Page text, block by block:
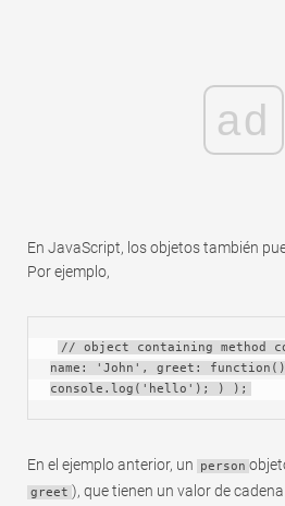
Noticias
TechTV
Rápido
ad
En JavaScript, los objetos también
Por ejemplo,
// object containing method
name: 'John', greet:
console.log('hello'); ) );
En el ejemplo anterior, un person
greet ), que tienen un valor de